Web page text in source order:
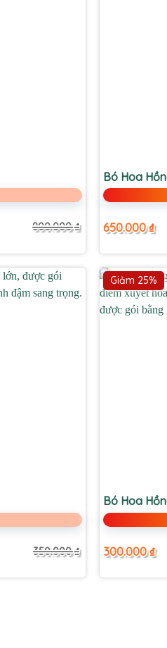
800.000₫Giá
là:
Giá
tại
600.000 ₫.
Bó Hoa
650.000₫
350.000₫Giá
là:
Giá
tại
Giảm 25%
Bó Hoa
300.000₫